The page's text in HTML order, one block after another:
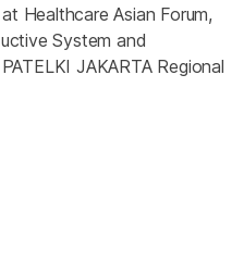
Healthcare Asian Forum,
System and
JAKARTA Regional